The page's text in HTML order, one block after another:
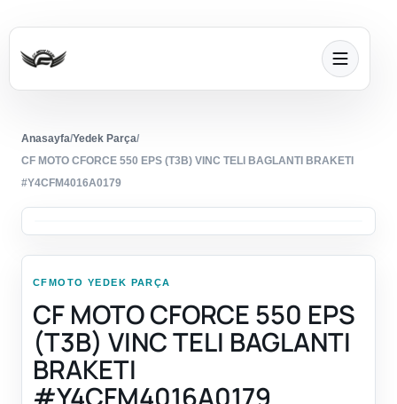
Anasayfa/Yedek Parça/
CF MOTO CFORCE 550 EPS (T3B) VINC TELI BAGLANTI BRAKETI
#Y4CFM4016A0179
CFMOTO YEDEK PARÇA
CF MOTO CFORCE 550 EPS
(T3B) VINC TELI BAGLANTI
BRAKETI